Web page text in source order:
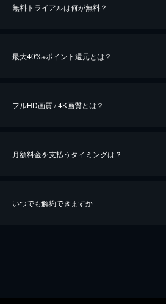
無料トライアルは何が無料？
最大40%※ポイント還元とは？
※40％ポイント還元の対象は、クレジットカード決済
iOSアプリのUコイン決済による作品の購入 / レンタ
フルHD画質 / 4K画質とは？
月額料金を支払うタイミングは？
いつでも解約できますか